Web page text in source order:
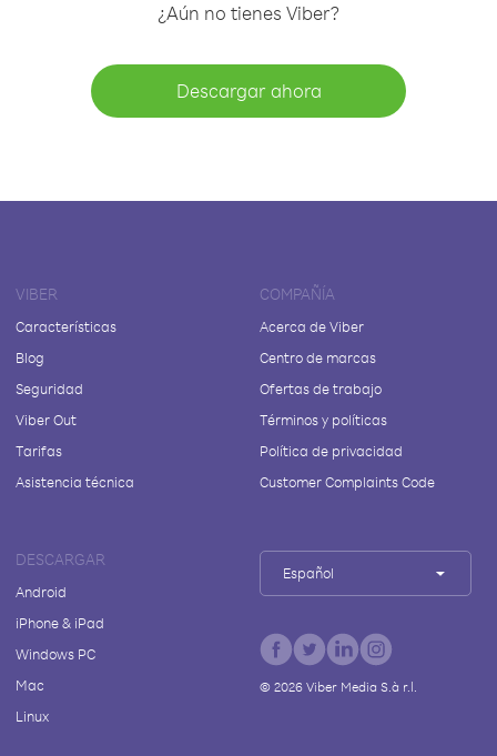
¿Aún no tienes Viber?
Descargar ahora
VIBER
Características
Blog
Seguridad
Viber Out
Tarifas
Asistencia técnica
COMPAÑÍA
Acerca de Viber
Centro de marcas
Ofertas de trabajo
Términos y políticas
Política de privacidad
Customer Complaints Code
DESCARGAR
Android
iPhone & iPad
Windows PC
Mac
Linux
Español
© 2026Viber Media S.à r.l.